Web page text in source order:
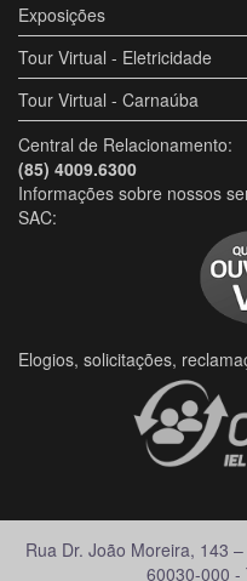
Exposições
Tour Virtual - Eletricidade
Tour Virtual - Carnaúba
Central de Relacionamento:
(85) 4009.6300
Informações sobre nossos
SAC:
Elogios, solicitações,
Rua Dr. João Moreira, 143
60030-000 -